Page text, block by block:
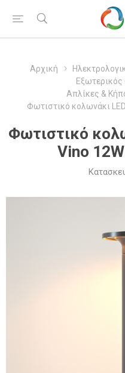
Αρχική
Απλίκες &
Φωτιστικό κολωνάκι
Φωτιστικό
Vino